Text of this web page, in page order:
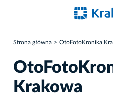
Strona główna OtoFotoKronika
Krakowa